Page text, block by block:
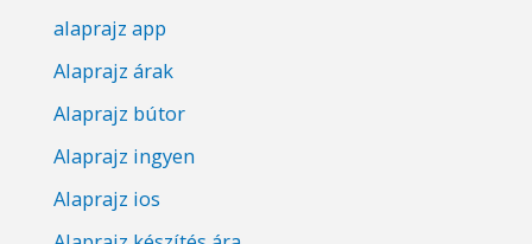
alaprajz app
Alaprajz árak
Alaprajz bútor
Alaprajz ingyen
Alaprajz ios